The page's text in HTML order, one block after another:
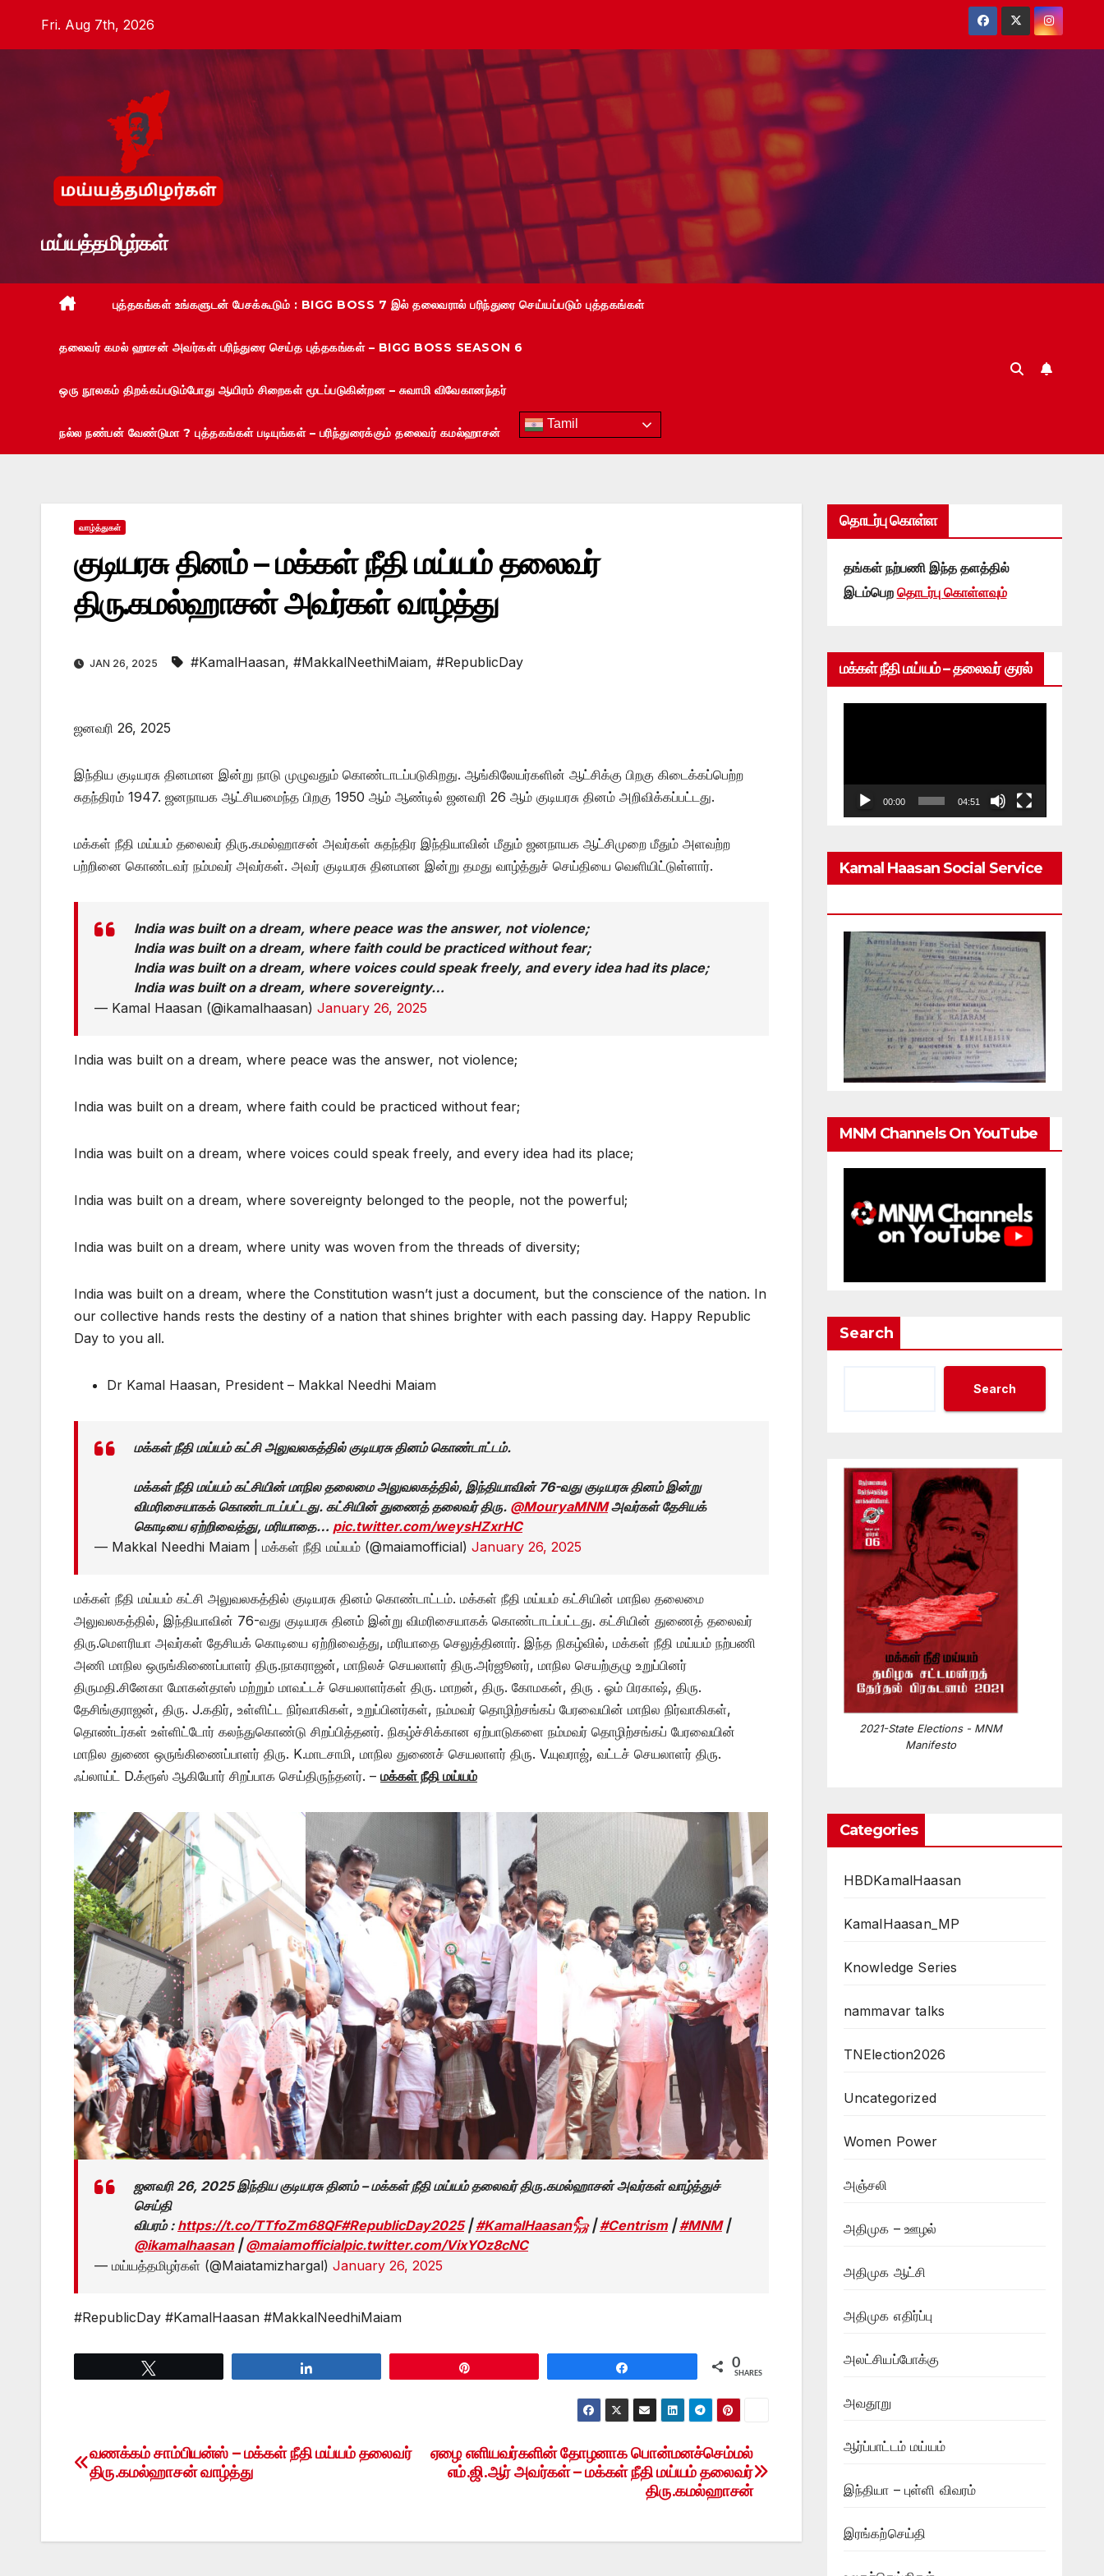
Fri. Aug 7th, 2026
மய்யத்தமிழர்கள்
புத்தகங்கள் உங்களுடன் பேசக்கூடும் : BIGG BOSS 7 இல் தலைவரால் பரிந்துரை செய்யப்படும் புத்தகங்கள்
தலைவர் கமல் ஹாசன் அவர்கள் பரிந்துரை செய்த புத்தகங்கள் – BIGG BOSS SEASON 6
ஒரு நூலகம் திறக்கப்படும்போது ஆயிரம் சிறைகள் மூடப்படுகின்றன – சுவாமி விவேகானந்தர்
நல்ல நண்பன் வேண்டுமா ? புத்தகங்கள் படியுங்கள் – பரிந்துரைக்கும் தலைவர் கமல்ஹாசன்
Tamil
வாழ்த்துகள்
குடியரசு தினம் – மக்கள் நீதி மய்யம் தலைவர்
திரு.கமல்ஹாசன் அவர்கள் வாழ்த்து
JAN 26, 2025 #KamalHaasan, #MakkalNeethiMaiam, #RepublicDay
ஜனவரி 26, 2025
இந்திய குடியரசு தினமான இன்று நாடு முழுவதும் கொண்டாடப்படுகிறது. ஆங்கிலேயர்களின் ஆட்சிக்கு பிறகு கிடைக்கப்பெற்ற
சுதந்திரம் 1947. ஜனநாயக ஆட்சியமைந்த பிறகு 1950 ஆம் ஆண்டில் ஜனவரி 26 ஆம் குடியரசு தினம் அறிவிக்கப்பட்டது.
மக்கள் நீதி மய்யம் தலைவர் திரு.கமல்ஹாசன் அவர்கள் சுதந்திர இந்தியாவின் மீதும் ஜனநாயக ஆட்சிமுறை மீதும் அளவற்ற
பற்றினை கொண்டவர் நம்மவர் அவர்கள். அவர் குடியரசு தினமான இன்று தமது வாழ்த்துச் செய்தியை வெளியிட்டுள்ளார்.
India was built on a dream, where peace was the answer, not violence;
India was built on a dream, where faith could be practiced without fear;
India was built on a dream, where voices could speak freely, and every idea had its place;
India was built on a dream, where sovereignty…
— Kamal Haasan (@ikamalhaasan) January 26, 2025
India was built on a dream, where peace was the answer, not violence;
India was built on a dream, where faith could be practiced without fear;
India was built on a dream, where voices could speak freely, and every idea had its place;
India was built on a dream, where sovereignty belonged to the people, not the powerful;
India was built on a dream, where unity was woven from the threads of diversity;
India was built on a dream, where the Constitution wasn’t just a document, but the conscience of the nation. In
our collective hands rests the destiny of a nation that shines brighter with each passing day. Happy Republic
Day to you all.
Dr Kamal Haasan, President – Makkal Needhi Maiam
மக்கள் நீதி மய்யம் கட்சி அலுவலகத்தில் குடியரசு தினம் கொண்டாட்டம்.
மக்கள் நீதி மய்யம் கட்சியின் மாநில தலைமை அலுவலகத்தில், இந்தியாவின் 76-வது குடியரசு தினம் இன்று
விமரிசையாகக் கொண்டாடப்பட்டது. கட்சியின் துணைத் தலைவர் திரு. @MouryaMNMஅவர்கள் தேசியக்
கொடியை ஏற்றிவைத்து, மரியாதை… pic.twitter.com/weysHZxrHC
— Makkal Needhi Maiam | மக்கள் நீதி மய்யம் (@maiamofficial) January 26, 2025
மக்கள் நீதி மய்யம் கட்சி அலுவலகத்தில் குடியரசு தினம் கொண்டாட்டம். மக்கள் நீதி மய்யம் கட்சியின் மாநில தலைமை
அலுவலகத்தில், இந்தியாவின் 76-வது குடியரசு தினம் இன்று விமரிசையாகக் கொண்டாடப்பட்டது. கட்சியின் துணைத் தலைவர்
திரு.மௌரியா அவர்கள் தேசியக் கொடியை ஏற்றிவைத்து, மரியாதை செலுத்தினார். இந்த நிகழ்வில், மக்கள் நீதி மய்யம் நற்பணி
அணி மாநில ஒருங்கிணைப்பாளர் திரு.நாகராஜன், மாநிலச் செயலாளர் திரு.அர்ஜூனர், மாநில செயற்குழு உறுப்பினர்
திருமதி.சினேகா மோகன்தாஸ் மற்றும் மாவட்டச் செயலாளர்கள் திரு. மாறன், திரு. கோமகன், திரு . ஓம் பிரகாஷ், திரு.
தேசிங்குராஜன், திரு. J.கதிர், உள்ளிட்ட நிர்வாகிகள், உறுப்பினர்கள், நம்மவர் தொழிற்சங்கப் பேரவையின் மாநில நிர்வாகிகள்,
தொண்டர்கள் உள்ளிட்டோர் கலந்துகொண்டு சிறப்பித்தனர். நிகழ்ச்சிக்கான ஏற்பாடுகளை நம்மவர் தொழிற்சங்கப் பேரவையின்
மாநில துணை ஒருங்கிணைப்பாளர் திரு. K.மாடசாமி, மாநில துணைச் செயலாளர் திரு. V.யுவராஜ், வட்டச் செயலாளர் திரு.
ஃப்லாய்ட் D.க்ரூஸ் ஆகியோர் சிறப்பாக செய்திருந்தனர். – மக்கள் நீதி மய்யம்
ஜனவரி 26, 2025 இந்திய குடியரசு தினம் – மக்கள் நீதி மய்யம் தலைவர் திரு.கமல்ஹாசன் அவர்கள் வாழ்த்துச்
செய்தி
விபரம் : https://t.co/TTfoZm68QF#RepublicDay2025|#KamalHaasan𓃵|#Centrism|#MNM|
@ikamalhaasan|@maiamofficialpic.twitter.com/VixYOz8cNC
— மய்யத்தமிழர்கள் (@Maiatamizhargal) January 26, 2025
#RepublicDay #KamalHaasan #MakkalNeedhiMaiam
0
SHARES
Post
ஏழை எளியவர்களின் தோழனாக பொன்மனச்செம்மல்
எம்.ஜி.ஆர் அவர்கள் – மக்கள் நீதி மய்யம் தலைவர்
திரு.கமல்ஹாசன்
வணக்கம் சாம்பியன்ஸ் – மக்கள் நீதி மய்யம் தலைவர்
திரு.கமல்ஹாசன் வாழ்த்து
தொடர்பு கொள்ள
தங்கள் நற்பணி இந்த தளத்தில்
இடம்பெற தொடர்பு கொள்ளவும்
மக்கள் நீதி மய்யம் – தலைவர் குரல்
00:00 04:51
Kamal Haasan Social Service
MNM Channels On YouTube
Search
Search
2021-State Elections - MNM
Manifesto
Categories
HBDKamalHaasan
KamalHaasan_MP
Knowledge Series
nammavar talks
TNElection2026
Uncategorized
Women Power
அஞ்சலி
அதிமுக – ஊழல்
அதிமுக ஆட்சி
அதிமுக எதிர்ப்பு
அலட்சியப்போக்கு
அவதூறு
ஆர்ப்பாட்டம் மய்யம்
இந்தியா – புள்ளி விவரம்
இரங்கற்செய்தி